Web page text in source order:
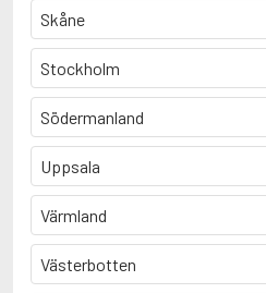
Skåne
Stockholm
Södermanland
Uppsala
Värmland
Västerbotten